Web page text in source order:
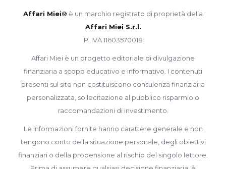
Affari Miei® è un marchio registrato di proprietà della
Affari Miei S.r.l.
P. IVA 11603570018
Affari Miei è un progetto editoriale di divulgazione
finanziaria a scopo educativo e informativo. I contenuti
presenti sul sito non costituiscono consulenza finanziaria
personalizzata, sollecitazione al pubblico risparmio o
raccomandazioni di investimento.
Le informazioni fornite hanno carattere generale e non
tengono conto della situazione personale, degli obiettivi
finanziari o della propensione al rischio del singolo lettore.